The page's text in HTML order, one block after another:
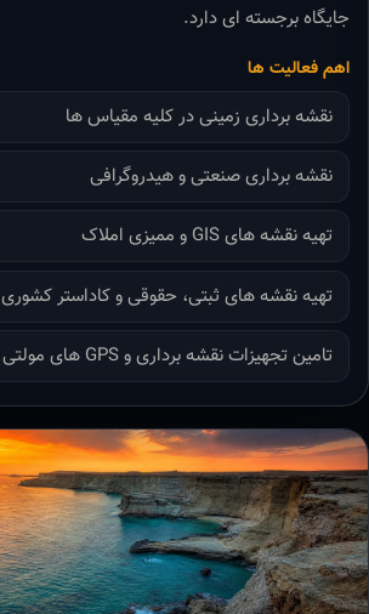
جایگاه برجسته ای دارد.
اهم فعالیت ها
نقشه برداری زمینی در کلیه مقیاس ها
نقشه برداری صنعتی و هیدروگرافی
تهیه نقشه های GIS و ممیزی املاک
تهیه نقشه های ثبتی، حقوقی و کاداستر کشوری
تامین تجهیزات نقشه برداری و GPS های مولتی فرکانس